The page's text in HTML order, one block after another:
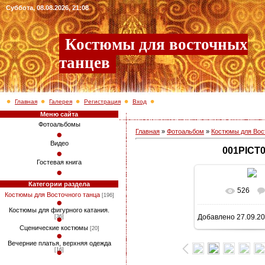
Суббота, 08.08.2026, 21:08
Костюмы для восточных
танцев
Главная Галерея Регистрация Вход
Меню сайта
Фотоальбомы
Видео
Гостевая книга
Категории раздела
Костюмы для Восточного танца [196]
Костюмы для фигурного катания.
[36]
Сценические костюмы [20]
Вечерние платья, верхняя одежда
[16]
Главная » Фотоальбом » Костюмы для
В
768x1024/
526
Добавлено